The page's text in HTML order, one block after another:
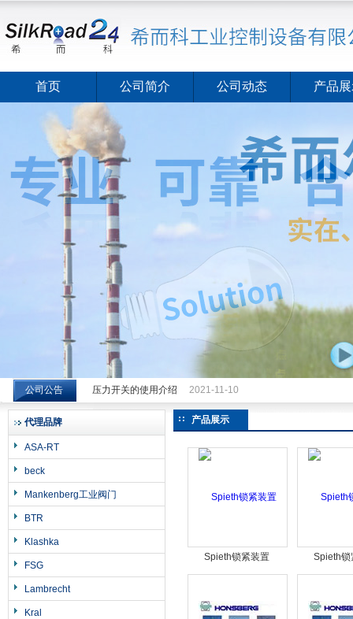
希而科工业控制设备（上海）有限公司
首页 公司简介 公司动态 产品
公司公告 压力开关的使用介绍 2021-11-10
代理品牌
ASA-RT
beck
Mankenberg工业阀门
BTR
Klashka
FSG
Lambrecht
Kral
产品展示
Spieth锁紧装置 Spieth锁